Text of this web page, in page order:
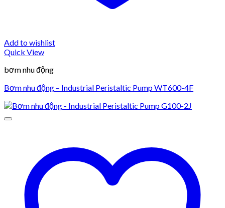
Add to wishlist
Quick View
bơm nhu động
Bơm nhu động – Industrial Peristaltic Pump WT600-4F